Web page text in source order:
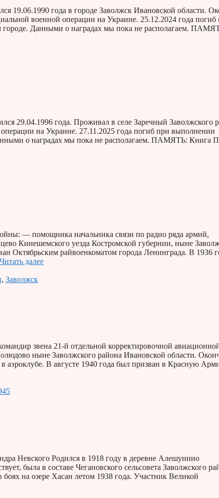
19.06.1990 года в городе Заволжск Ивановской области.
военной операции на Украине. 25.12.2024 года погиб
городе. Данными о наградах мы пока не располагаем.
29.04.1996 года. Проживал в селе Заречный Заволжского
на Украине. 27.11.2025 года погиб при выполнении
о наградах мы пока не располагаем. ПАМЯТЬ: Книга
— помощника начальника связи по радио ряда армий,
Кинешемского уезда Костромской губернии, ныне
Октябрьским райвоенкоматом города Ленинграда. В 1936
Читать далее
, Заволжск
звена 21-й отдельной корректировочной
ныне Заволжского района Ивановской области.
аэроклубе. В августе 1940 года был призван в Красную
Невского Родился в 1918 году в деревне Алешунино
была в составе Чегановского сельсовета Заволжского
на озере Хасан летом 1938 года. Участник Великой